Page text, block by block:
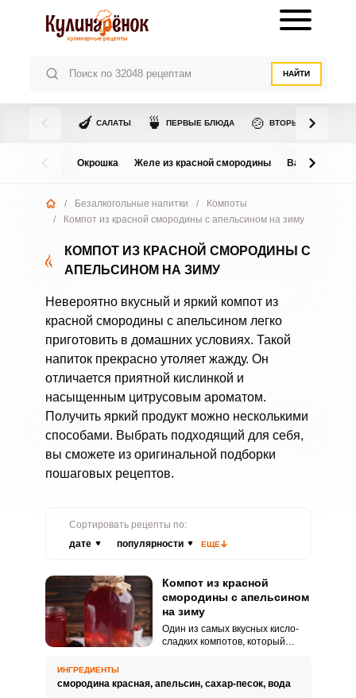
НАЙТИ
🍆 САЛАТЫ 🍵 ПЕРВЫЕ БЛЮДА 🍲 ВТОРЫЕ БЛЮДА
Окрошка Желе из красной смородины Варенье из
/ Безалкогольные напитки /
Компоты
/
Компот из красной смородины с апельсином на зиму
КОМПОТ ИЗ КРАСНОЙ СМОРОДИНЫ С
АПЕЛЬСИНОМ НА ЗИМУ
Невероятно вкусный и яркий компот из
красной смородины с апельсином легко
приготовить в домашних условиях. Такой
напиток прекрасно утоляет жажду. Он
отличается приятной кислинкой и
насыщенным цитрусовым ароматом.
Получить яркий продукт можно несколькими
способами. Выбрать подходящий для себя,
вы сможете из оригинальной подборки
пошаговых рецептов.
Сортировать рецепты по:
дате
популярности ЕЩЕ
Компот из красной
смородины с апельсином
на зиму
Один из самых вкусных кисло-
сладких компотов, который
варьироваться в зависимости от
ИНГРЕДИЕНТЫ
смородина красная, апельсин, сахар-песок, вода